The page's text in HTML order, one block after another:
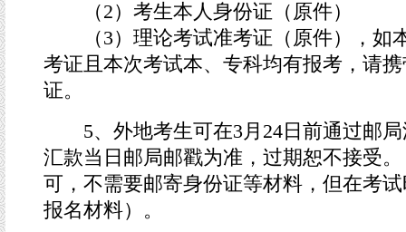
（2）考生本人身份证（原件）
（3）理论考试准考证（原件），如
考证且本次考试本、专科均有报考，请
证。
5、外地考生可在3月24日前通过邮局
汇款当日邮局邮戳为准，过期恕不接受
可，不需要邮寄身份证等材料，但在考
报名材料）。